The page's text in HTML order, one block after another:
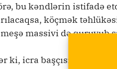
bu kəndlərin istifadə
köçmək
massivi də quruyub
icra başçısı Rövşən